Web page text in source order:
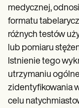
medycznej,
formatu
różnych testów
lub pomiaru
Istnienie tego
utrzymaniu
zidentyfikowania
celu